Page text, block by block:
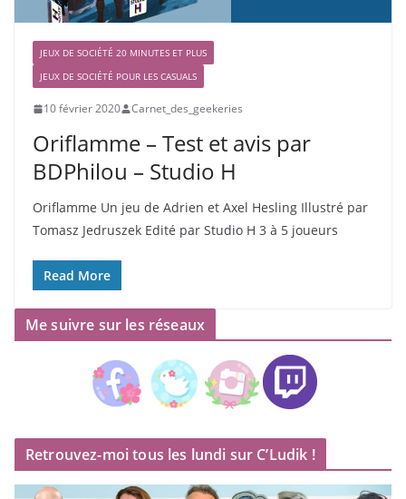
JEUX DE SOCIÉTÉ 20 MINUTES ET PLUS
JEUX DE SOCIÉTÉ POUR LES CASUALS
10 février 2020 Carnet_des_geekeries
Oriflamme – Test et avis par
BDPhilou – Studio H
Oriflamme Un jeu de Adrien et Axel Hesling Illustré par
Tomasz Jedruszek Edité par Studio H 3 à 5 joueurs
Read More
Me suivre sur les réseaux
Retrouvez-moi tous les lundi sur C’Ludik !